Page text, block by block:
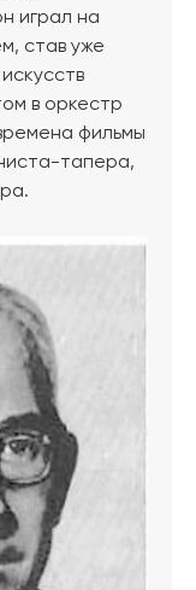
играл на
став уже
в оркестр
фильмы
тапера,